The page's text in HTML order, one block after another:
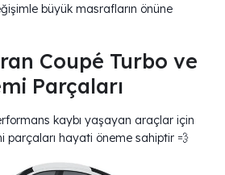
büyük masrafların önüne
Coupé Turbo ve
Parçaları
kaybı yaşayan araçlar için
parçaları hayati öneme sahiptir 💨